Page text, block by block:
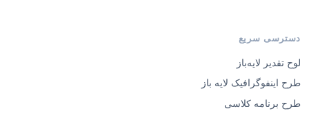
دسترسی سریع
لوح تقدیر لایه‌باز
طرح اینفوگرافیک لایه باز
طرح برنامه کلاسی